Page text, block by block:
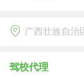
广西壮族自治
驾校代理